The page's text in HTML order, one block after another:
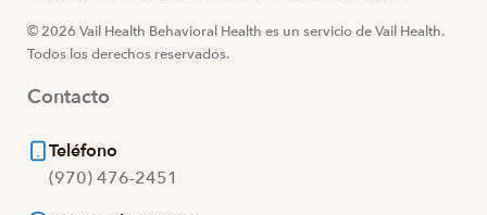
© 2026 Vail Health Behavioral Health es un servicio de Vail Health.
Todos los derechos reservados.
Contacto
Teléfono
(970) 476-2451